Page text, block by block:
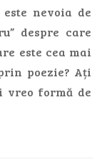
nevoia de
despre care
este cea mai
poezie? Ați
vreo formă de